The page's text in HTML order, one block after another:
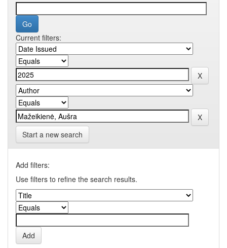
Current filters:
Start a new search
Add filters:
Use filters to refine the search results.